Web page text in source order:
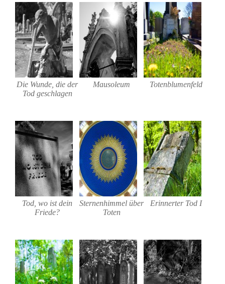
Die Wunde, die der
Tod geschlagen
Mausoleum Totenblumenfeld
Tod, wo ist dein
Friede?
Sternenhimmel über
Toten
Erinnerter Tod I